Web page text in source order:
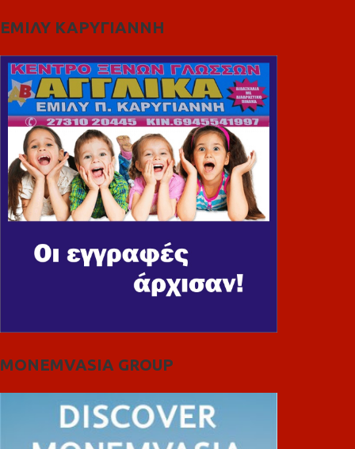
ΕΜΙΛΥ ΚΑΡΥΓΙΑΝΝΗ
MONEMVASIA GROUP